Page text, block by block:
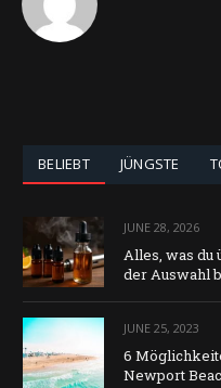
BELIEBT JÜNGSTE
JUNE 28, 2026
Alles, was du
der Auswahl
JUNE 25, 2023
6
Newport